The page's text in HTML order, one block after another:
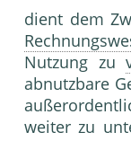
dient dem
Nutzung zu
abnutzbare
weiter zu